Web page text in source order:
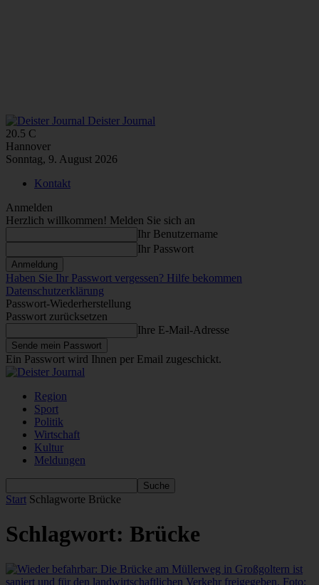
Deister Journal
20.5 C
Hannover
Sonntag, 9. August 2026
Kontakt
Anmelden
Herzlich willkommen! Melden Sie sich an
Ihr Benutzername
Ihr Passwort
Haben Sie Ihr Passwort vergessen? Hilfe bekommen
Datenschutzerklärung
Passwort-Wiederherstellung
Passwort zurücksetzen
Ihre E-Mail-Adresse
Ein Passwort wird Ihnen per Email zugeschickt.
Region
Sport
Politik
Wirtschaft
Kultur
Meldungen
Start Schlagworte Brücke
Schlagwort: Brücke